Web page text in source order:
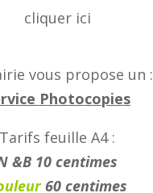
cliquer ici
vous propose un :
Photocopies
Tarifs feuille A4 :
&B 10 centimes
60 centimes